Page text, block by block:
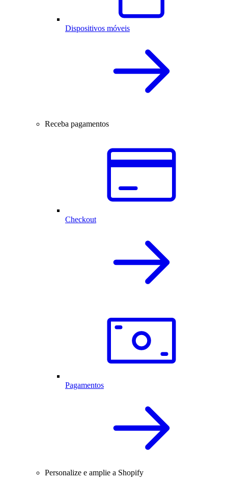
Dispositivos móveis
Receba pagamentos
Checkout
Pagamentos
Personalize e amplie a Shopify